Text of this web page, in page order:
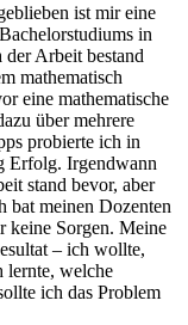
ist mir eine
in
der Arbeit bestand
mathematisch
eine mathematische
über mehrere
probierte ich in
Erfolg. Irgendwann
stand bevor, aber
bat meinen Dozenten
keine Sorgen. Meine
– ich wollte,
lernte, welche
ich das Problem